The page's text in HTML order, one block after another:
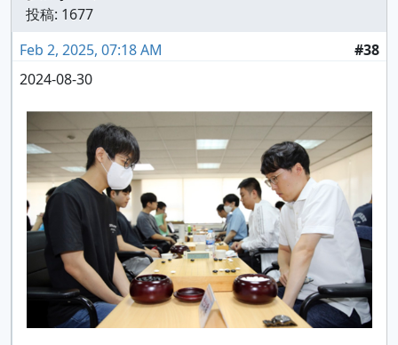
投稿: 1677
Feb 2, 2025, 07:18 AM
#38
2024-08-30